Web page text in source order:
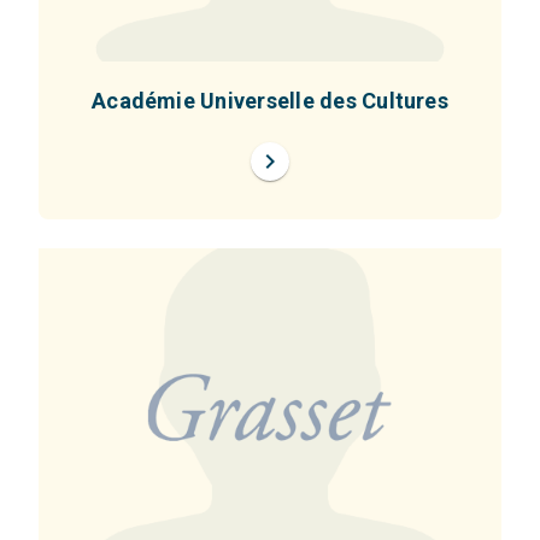
Académie Universelle des Cultures
chevron_right